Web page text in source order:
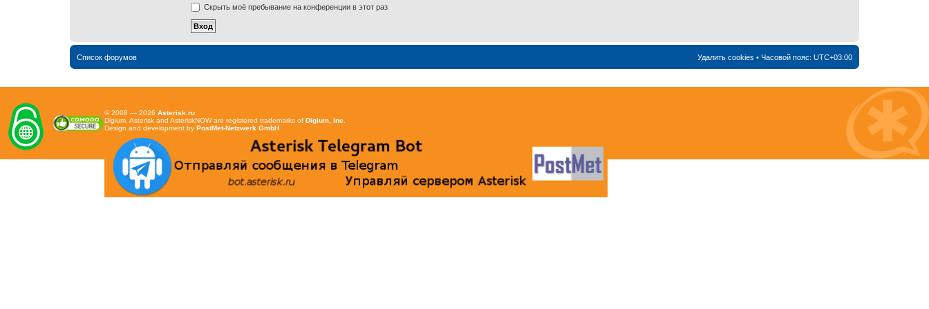
Скрыть моё пребывание на конференции в этот раз
Список форумов Удалить cookies • Часовой пояс:UTC+03:00
© 2008 — 2026 Asterisk.ru
Digium, Asterisk and AsteriskNOW are registered trademarks of Digium, Inc.
Design and development by PostMet-Netzwerk GmbH